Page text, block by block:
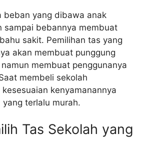
beban yang dibawa anak
sampai bebannya membuat
sakit. Pemilihan tas yang
akan membuat punggung
membuat penggunanya
membeli sekolah
kenyamanannya
terlalu murah.
Tas Sekolah yang